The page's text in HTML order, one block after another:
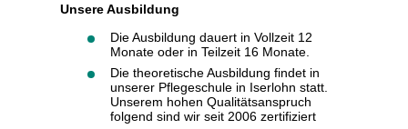
Unsere Ausbildung
Die Ausbildung dauert in Vollzeit 12
Monate oder in Teilzeit 16 Monate.
Die theoretische Ausbildung findet in
unserer Pflegeschule in Iserlohn statt.
Unserem hohen Qualitätsanspruch
folgend sind wir seit 2006 zertifiziert